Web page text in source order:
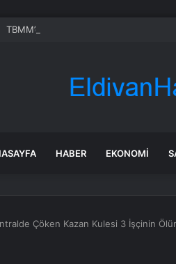
TBMM’de emekli aylığı ve ÖTV
HABER EKONOMI
Çöken Kazan Kulesi 3 İşçinin